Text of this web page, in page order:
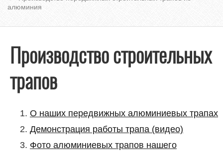
алюминия
Производство строительных
трапов
О наших передвижных алюминиевых трапах
Демонстрация работы трапа (видео)
Фото алюминиевых трапов нашего